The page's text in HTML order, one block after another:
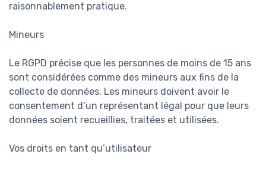
raisonnablement pratique.
Mineurs
Le RGPD précise que les personnes de moins de 15 ans
sont considérées comme des mineurs aux fins de la
collecte de données. Les mineurs doivent avoir le
consentement d’un représentant légal pour que leurs
données soient recueillies, traitées et utilisées.
Vos droits en tant qu’utilisateur